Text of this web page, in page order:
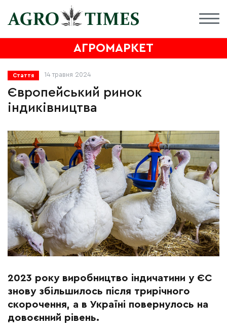
АГРОМАРКЕТ
Стаття 14 травня 2024
Європейський ринок
індиківництва
2023 року виробництво індичатини у ЄС
знову збільшилось після трирічного
скорочення, а в Україні повернулось на
довоєнний рівень.